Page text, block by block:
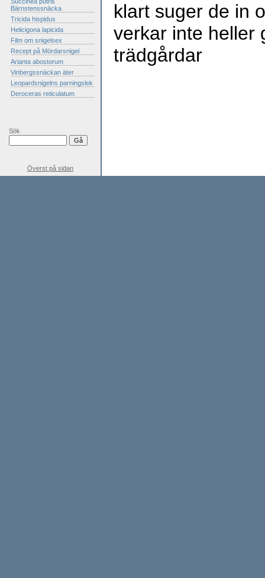
Bärnstenssnäcka
Tricida hispidus
Helicigona lapicida
Film om snigelsex
Recept på Mördarsnigel
Arianta abostorum
Vinbergssnäckan äter
Leopardsnigelns parningslek
Deroceras reticulatum
Sök
klart suger de in
verkar inte heller
trädgårdar
Överst på sidan